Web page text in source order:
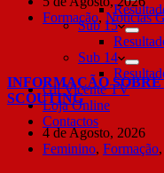
Sub 15
Sub 14
Gil Vicente TV
Loja Online
Contactos
Formação,Notícias
INFORMAÇÃO
SCOUTING
4 de Agosto, 2026
Feminino, Formação,